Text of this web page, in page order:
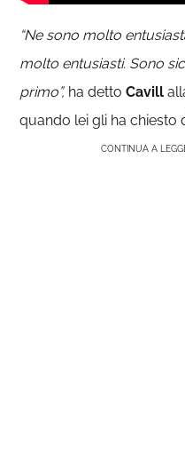
“Ne sono molto
molto entusiasti. Sono
primo”, ha dettoCavill
quando lei gli ha chiesto
CONTINUA A